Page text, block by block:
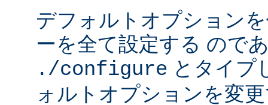
デフォルトオプション
ーを全て設定する ので
./configure とタイプ
ォルトオプションを変